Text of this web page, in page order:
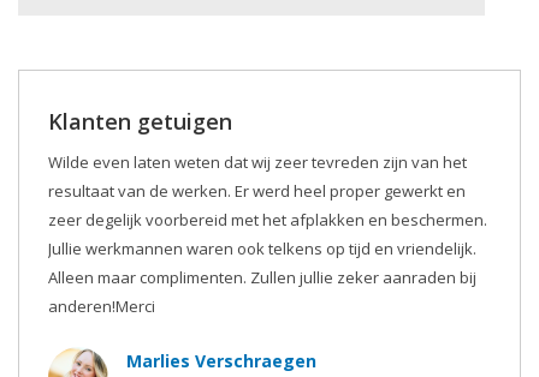
Klanten getuigen
Wilde even laten weten dat wij zeer tevreden zijn van het
resultaat van de werken. Er werd heel proper gewerkt en
zeer degelijk voorbereid met het afplakken en beschermen.
Jullie werkmannen waren ook telkens op tijd en vriendelijk.
Alleen maar complimenten. Zullen jullie zeker aanraden bij
anderen!Merci
Marlies Verschraegen